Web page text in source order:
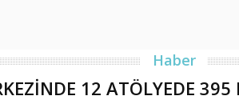
Haber
12 ATÖLYEDE